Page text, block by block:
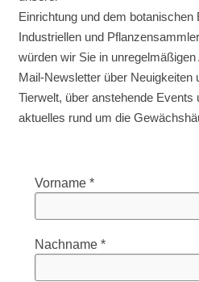
Einrichtung und dem botanischen
Industriellen und
würden wir Sie in
Mail-Newsletter über Neuigkeiten
Tierwelt, über anstehende Events
aktuelles rund um die
Vorname*
Nachname*